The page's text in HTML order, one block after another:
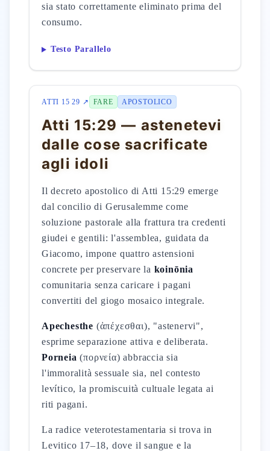
sia stato correttamente eliminato prima del
consumo.
Testo Parallelo
ATTI 15 29 ↗ FARE APOSTOLICO
Atti 15:29 — astenetevi
dalle cose sacrificate
agli idoli
Il decreto apostolico di Atti 15:29 emerge
dal concilio di Gerusalemme come
soluzione pastorale alla frattura tra credenti
giudei e gentili: l'assemblea, guidata da
Giacomo, impone quattro astensioni
concrete per preservare la koinōnia
comunitaria senza caricare i pagani
convertiti del giogo mosaico integrale.
Apechesthe (ἀπέχεσθαι), "astenervi",
esprime separazione attiva e deliberata.
Porneia (πορνεία) abbraccia sia
l'immoralità sessuale sia, nel contesto
levítico, la promiscuità cultuale legata ai
riti pagani.
La radice veterotestamentaria si trova in
Levitico 17–18, dove il sangue e la